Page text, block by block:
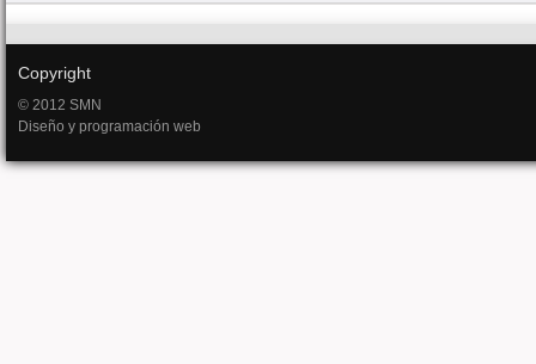
Copyright
© 2012 SMN
Diseño y programación web